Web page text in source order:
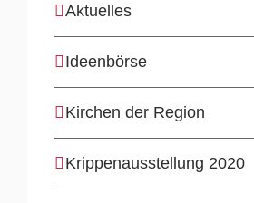
Aktuelles
Ideenbörse
Kirchen der Region
Krippenausstellung 2020